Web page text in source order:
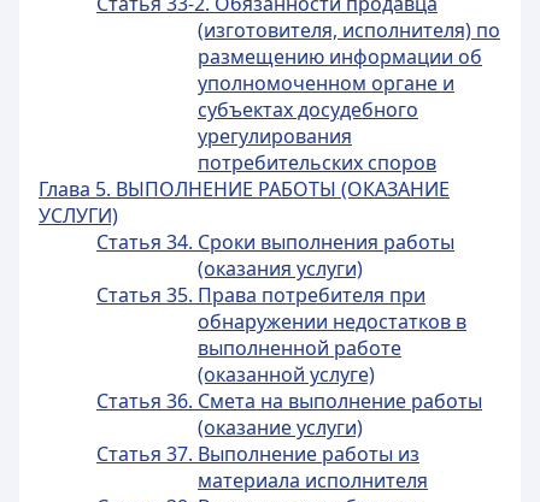
(изготовителя, исполнителя) по
размещению информации об
уполномоченном органе и
субъектах досудебного
урегулирования
потребительских споров
Глава 5. ВЫПОЛНЕНИЕ РАБОТЫ (ОКАЗАНИЕ
УСЛУГИ)
Статья 34. Сроки выполнения работы
(оказания услуги)
Статья 35. Права потребителя при
обнаружении недостатков в
выполненной работе
(оказанной услуге)
Статья 36. Смета на выполнение работы
(оказание услуги)
Статья 37. Выполнение работы из
материала исполнителя